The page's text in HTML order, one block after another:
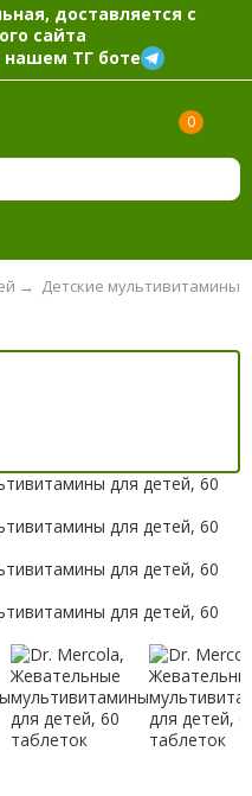
доставляется с
сайта
нашем ТГ боте
0
→
Детские мультивитамины